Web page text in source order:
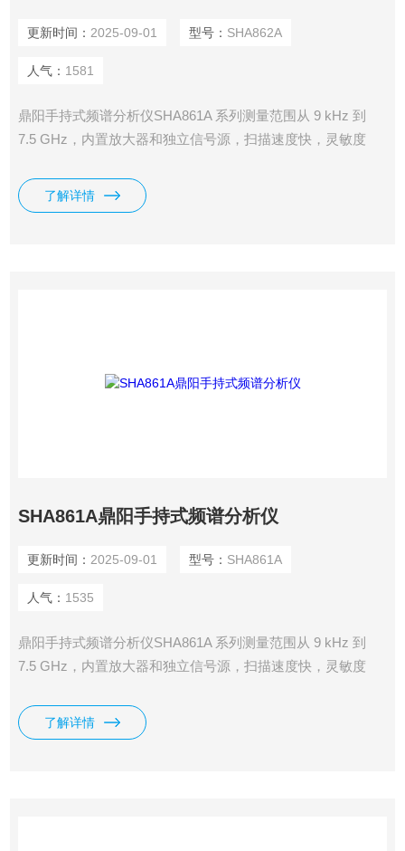
更新时间： 2025-09-01 型号： SHA862A
人气： 1581
鼎阳手持式频谱分析仪SHA861A 系列测量范围从 9 kHz 到
7.5 GHz，内置放大器和独立信号源，扫描速度快，灵敏度
监测、电磁兼容测试等功能；天线和电缆测试与网络分析的测
量范围从 100 kHz 到 7.5 GHz，具备全单端口和单向双端口网
了解详情
SHA861A鼎阳手持式频谱分析仪
更新时间： 2025-09-01 型号： SHA861A
人气： 1535
鼎阳手持式频谱分析仪SHA861A 系列测量范围从 9 kHz 到
7.5 GHz，内置放大器和独立信号源，扫描速度快，灵敏度
监测、电磁兼容测试等功能；天线和电缆测试与网络分析的测
量范围从 100 kHz 到 7.5 GHz，具备全单端口和单向双端口网
了解详情